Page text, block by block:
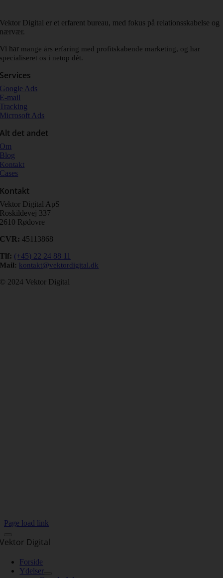
Vektor Digital er et erfarent bureau, med fokus på relationsskabelse og
nærvær.
Vi har mange års erfaring med profitskabende marketing, og har
specialiseret os i netop dét.
Services
Google Ads
E-mail
Tracking
Microsoft Ads
Alt det andet
Om
Blog
Kontakt
Cases
Kontakt
Vektor Digital ApS
Roskildevej 337
2610 Rødovre
CVR: 45113868
Tlf: (+45) 22 24 88 11
Mail: kontakt@vektordigital.dk
© 2024 Vektor Digital
Page load link
Vektor Digital
Forside
Ydelser